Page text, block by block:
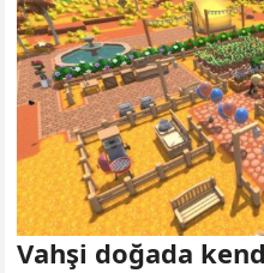
Vahşi doğada